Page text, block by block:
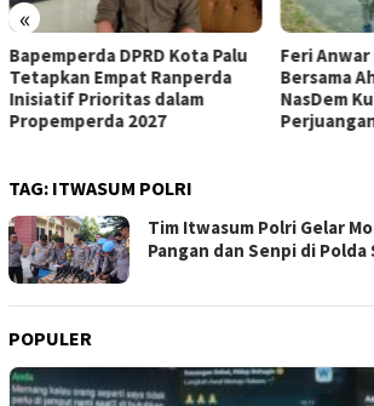
«
Bapemperda DPRD Kota Palu
Tetapkan Empat Ranperda
Inisiatif Prioritas dalam
Propemperda 2027
Feri
Bersama
NasDem
TAG: ITWASUM POLRI
Tim Itwasum Polri Gelar
Pangan dan Senpi di
POPULER